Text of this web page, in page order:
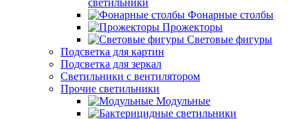
светильники
Фонарные столбы
Прожекторы
Световые фигуры
Подсветка для картин
Подсветка для зеркал
Светильники с вентилятором
Прочие светильники
Модульные